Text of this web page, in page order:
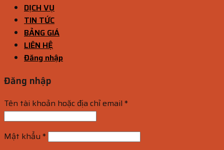
DỊCH VỤ
TIN TỨC
BẢNG GIÁ
LIÊN HỆ
Đăng nhập
Đăng nhập
Tên tài khoản hoặc địa chỉ email *
Mật khẩu *